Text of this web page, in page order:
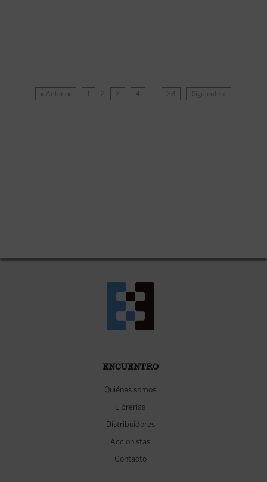
« Anterior 1 2 3 4 … 38 Siguiente »
ENCUENTRO
Quiénes somos
Librerías
Distribuidores
Accionistas
Contacto